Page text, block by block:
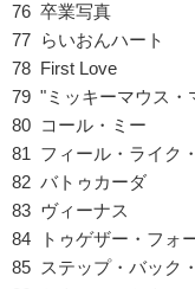
76 卒業写真
77 らいおんハート
78 First Love
79 "ミッキーマウス・
80 コール・ミー
81 フィール・ライク
82 バトゥカーダ
83 ヴィーナス
84 トゥゲザー・フォ
85 ステップ・バック